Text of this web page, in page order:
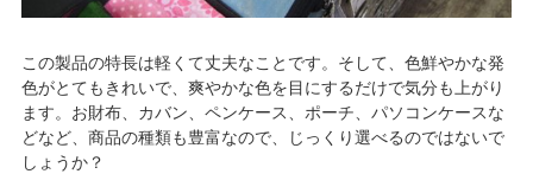
この製品の特長は軽くて丈夫なことです。そして、色鮮やかな発
色がとてもきれいで、爽やかな色を目にするだけで気分も上がり
ます。お財布、カバン、ペンケース、ポーチ、パソコンケースな
どなど、商品の種類も豊富なので、じっくり選べるのではないで
しょうか？